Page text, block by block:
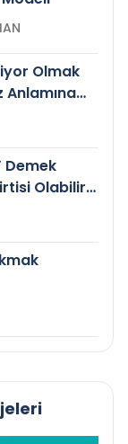
Olmak
Anlamına
Demek
Olabilir